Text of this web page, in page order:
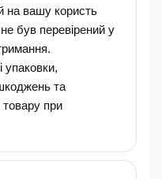
на вашу користь
був перевірений у
упаковки,
та
товару при